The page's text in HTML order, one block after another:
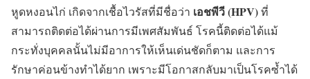
หูดหงอนไก่ เกิดจากเชื้อไวรัสที่มีชื่อว่า เอชพีวี (HPV)ที่
สามารถติดต่อได้ผ่านการมีเพศสัมพันธ์ โรคนี้ติดต่อได้แม้
กระทั่งบุคคลนั้นไม่มีอาการให้เห็นเด่นชัดก็ตาม และการ
รักษาค่อนข้างทำได้ยาก เพราะมีโอกาสกลับมาเป็นโรคซ้ำได้